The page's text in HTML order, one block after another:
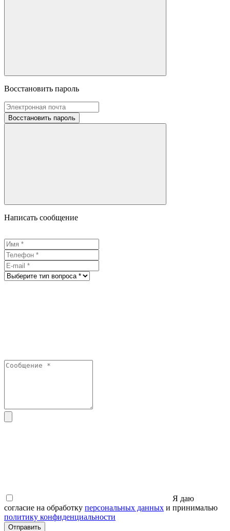
Восстановить пароль
Восстановить пароль
Написать сообщение
Я даю
согласие на обработку персональных данных и принималью
политику конфиденциальности
Отправить